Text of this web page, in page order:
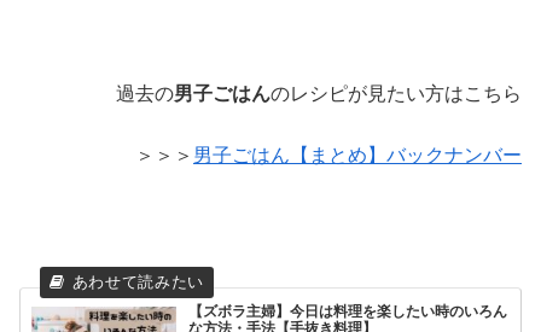
過去の男子ごはんのレシピが見たい方はこちら
＞＞＞ 男子ごはん【まとめ】バックナンバー
【ズボラ主婦】今日は料理を楽したい時のいろん
な方法・手法【手抜き料理】